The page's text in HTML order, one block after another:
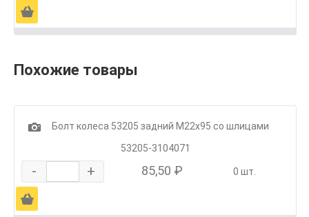
Ä
Похожие товары
1
Болт колеса 53205 задний М22х95 со шлицами
53205-3104071
- + 85,50 ₽ 0 шт.
Ä